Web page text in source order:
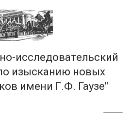
исследовательский
изысканию новых
имени Г.Ф. Гаузе"